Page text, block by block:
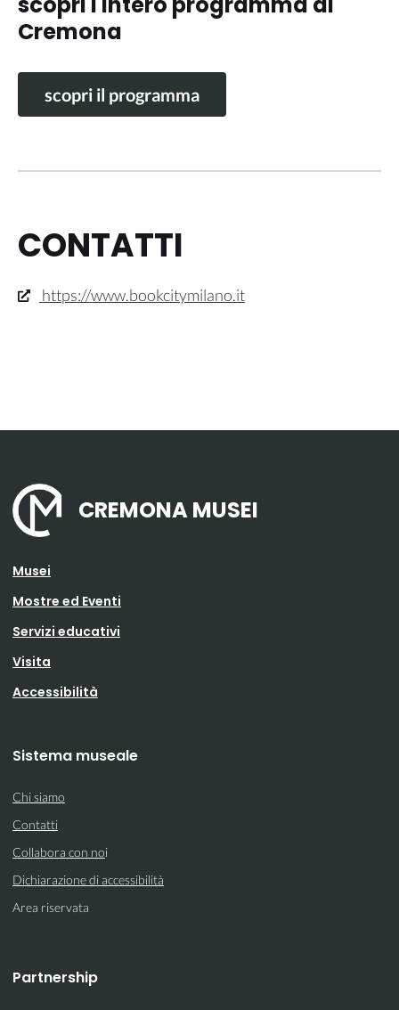
Cremona
scopri il programma
CONTATTI
https://www.bookcitymilano.it
CREMONA MUSEI
Musei
Mostre ed Eventi
Servizi educativi
Visita
Accessibilità
Sistema museale
Chi siamo
Contatti
Collabora con noi
Dichiarazione di accessibilità
Area riservata
Partnership